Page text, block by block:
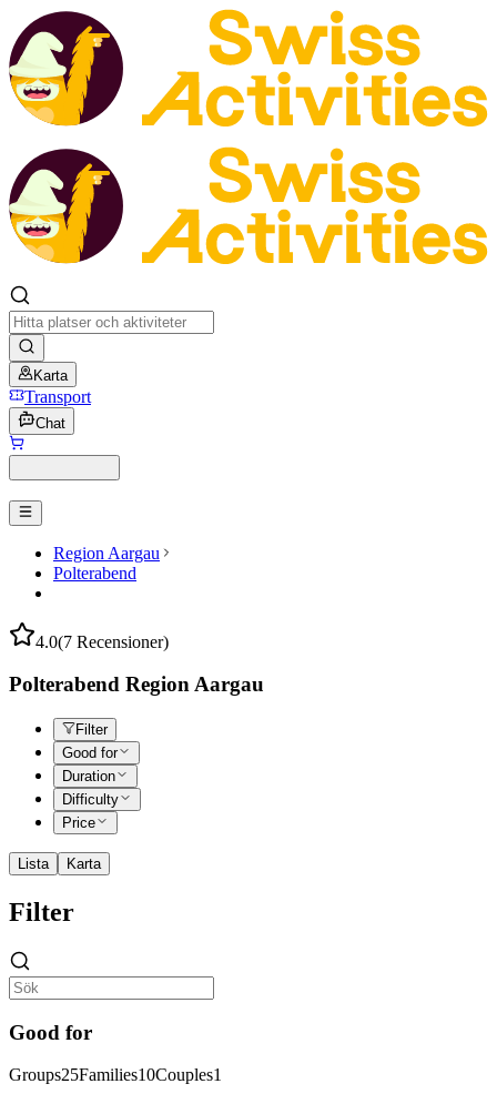
Karta
Transport
Chat
Region Aargau
Polterabend
4.0(7 Recensioner)
Polterabend Region Aargau
Filter
Good for
Duration
Difficulty
Price
Lista Karta
Filter
Good for
Groups25Families10Couples1